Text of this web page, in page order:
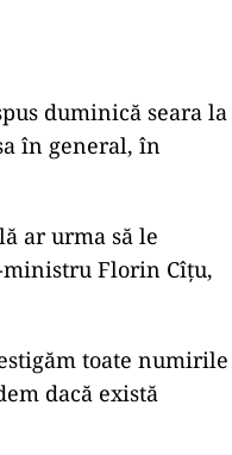
duminică seara la
în general, în
ar urma să le
Florin Cîțu,
toate numirile
dacă există